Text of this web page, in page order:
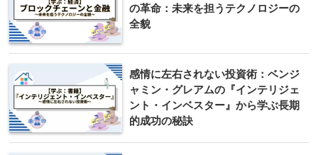
の革命：未来を担うテクノロジーの
全貌
感情に左右されない投資術：ベンジ
ャミン・グレアムの『インテリジェ
ント・インベスター』から学ぶ長期
的成功の秘訣